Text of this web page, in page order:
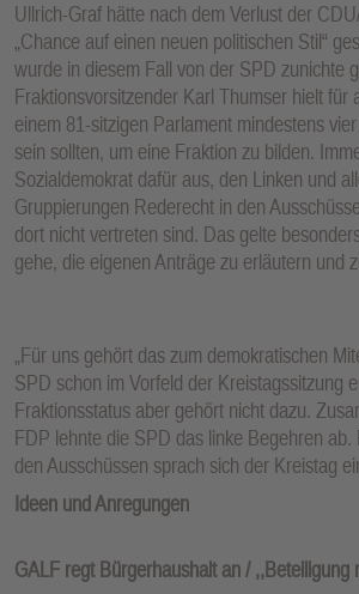
Ullrich-Graf hätte nach dem Verlust der
„Chance auf einen neuen politischen Stil“
wurde in diesem Fall von der SPD zunichte
Fraktionsvorsitzender Karl Thumser hielt für
einem 81-sitzigen Parlament mindestens
sein sollten, um eine Fraktion zu bilden.
Sozialdemokrat dafür aus, den Linken und
Gruppierungen Rederecht in den
dort nicht vertreten sind. Das gelte
gehe, die eigenen Anträge zu erläutern und
„Für uns gehört das zum demokratischen
SPD schon im Vorfeld der Kreistagssitzung
Fraktionsstatus aber gehört nicht dazu.
FDP lehnte die SPD das linke Begehren
den Ausschüssen sprach sich der Kreistag
Ideen und Anregungen
GALF regt Bürgerhaushalt an / ,,Beteiligung